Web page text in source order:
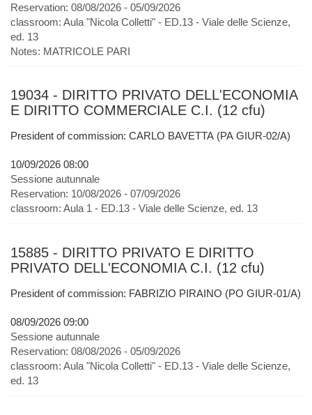
Reservation: 08/08/2026 - 05/09/2026
classroom: Aula "Nicola Colletti" - ED.13 - Viale delle Scienze,
ed. 13
Notes: MATRICOLE PARI
19034 - DIRITTO PRIVATO DELL'ECONOMIA
E DIRITTO COMMERCIALE C.I. (12 cfu)
President of commission: CARLO BAVETTA (PA GIUR-02/A)
10/09/2026 08:00
Sessione autunnale
Reservation: 10/08/2026 - 07/09/2026
classroom: Aula 1 - ED.13 - Viale delle Scienze, ed. 13
15885 - DIRITTO PRIVATO E DIRITTO
PRIVATO DELL'ECONOMIA C.I. (12 cfu)
President of commission: FABRIZIO PIRAINO (PO GIUR-01/A)
08/09/2026 09:00
Sessione autunnale
Reservation: 08/08/2026 - 05/09/2026
classroom: Aula "Nicola Colletti" - ED.13 - Viale delle Scienze,
ed. 13